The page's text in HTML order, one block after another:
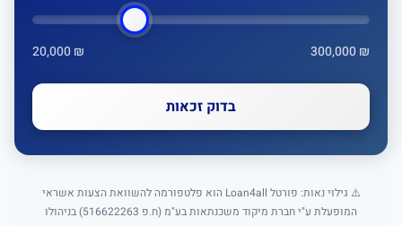
20,000 ₪ 300,000 ₪
בדוק זכאות
⚠️ גילוי נאות: פורטל Loan4all הוא פלטפורמה להשוואת הצעות אשראי
המופעלת ע"י חברת מיקוד משכנתאות בע"מ (ח.פ 516622263) בניהולו